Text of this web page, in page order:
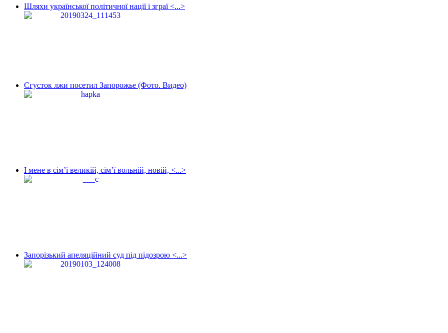
Шляхи української політичної нації і зграї <...>
Сгусток лжи посетил Запорожье (Фото. Видео)
І мене в сім’ї великій, сім’ї вольній, новій, <...>
Запорізький апеляційний суд під підозрою <...>